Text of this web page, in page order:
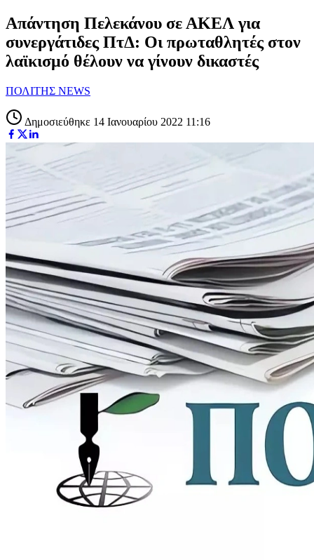
Απάντηση Πελεκάνου σε ΑΚΕΛ για
συνεργάτιδες ΠτΔ: Οι πρωταθλητές στον
λαϊκισμό θέλουν να γίνουν δικαστές
ΠΟΛΙΤΗΣ NEWS
Δημοσιεύθηκε 14 Ιανουαρίου 2022 11:16